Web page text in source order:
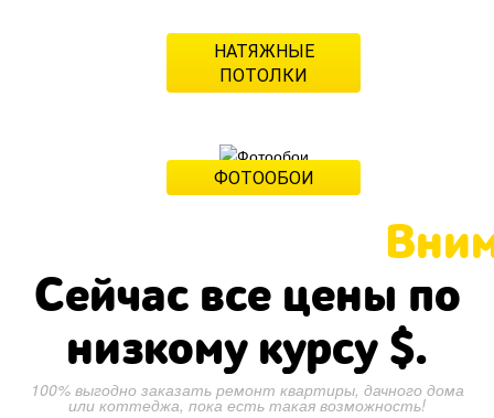
НАТЯЖНЫЕ
ПОТОЛКИ
ФОТООБОИ
Сейчас все цены по
низкому курсу $.
100% выгодно заказать ремонт квартиры, дачного дома
или коттеджа, пока есть такая возможность!